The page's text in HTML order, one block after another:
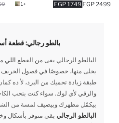
1749 EGP 2499 EGP
+1
بالطو رجالي: قطعة
البالطو الرجالي بقى من القطع
يخلى منها، خصوصًا في فصول الخريف
طبقة زيادة تحميك من البرد، لأ ده
والرقي لأي لوك. سواء كنت بتحب
بيكمّل مظهرك وبيضيف لمسة من
البالطو الرجالي بقى متوفر بأشكال